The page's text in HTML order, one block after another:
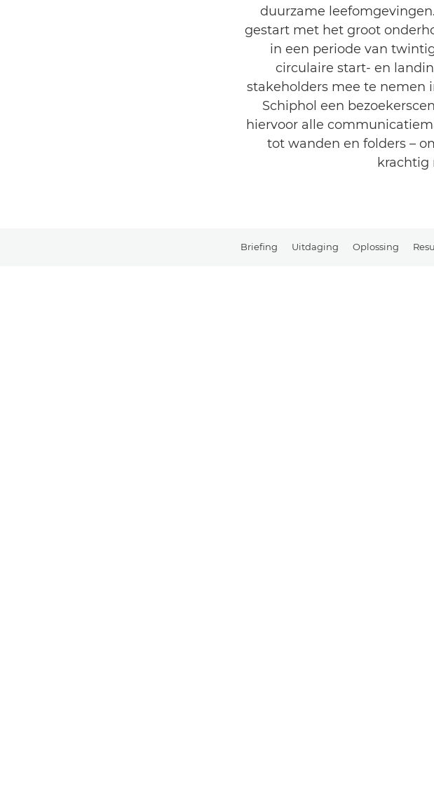
duurzame
gestart met het groot
in een periode van
circulaire start- en
stakeholders mee te nemen
Schiphol een
hiervoor alle
tot wanden en folders –
krachtig
Briefing Uitdaging Oplossing